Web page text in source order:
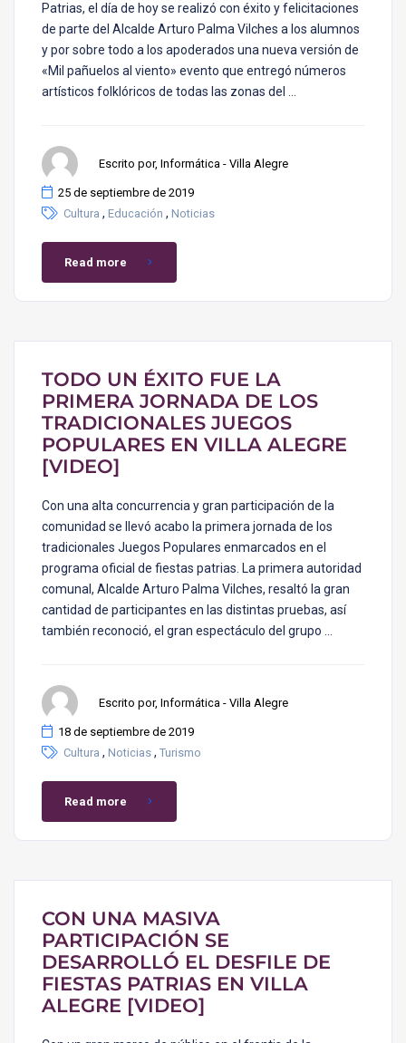
Patrias, el día de hoy se realizó con éxito y felicitaciones
de parte del Alcalde Arturo Palma Vilches a los alumnos
y por sobre todo a los apoderados una nueva versión de
«Mil pañuelos al viento» evento que entregó números
artísticos folklóricos de todas las zonas del …
Escrito por, Informática - Villa Alegre
25 de septiembre de 2019
Cultura , Educación , Noticias
Read more
TODO UN ÉXITO FUE LA
PRIMERA JORNADA DE LOS
TRADICIONALES JUEGOS
POPULARES EN VILLA ALEGRE
[VIDEO]
Con una alta concurrencia y gran participación de la
comunidad se llevó acabo la primera jornada de los
tradicionales Juegos Populares enmarcados en el
programa oficial de fiestas patrias. La primera autoridad
comunal, Alcalde Arturo Palma Vilches, resaltó la gran
cantidad de participantes en las distintas pruebas, así
también reconoció, el gran espectáculo del grupo …
Escrito por, Informática - Villa Alegre
18 de septiembre de 2019
Cultura , Noticias , Turismo
Read more
CON UNA MASIVA
PARTICIPACIÓN SE
DESARROLLÓ EL DESFILE DE
FIESTAS PATRIAS EN VILLA
ALEGRE [VIDEO]